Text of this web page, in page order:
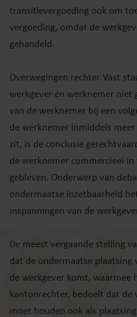
transitievergoeding ook om
vergoeding, omdat de
gehandeld.
Overwegingen rechter Vast
werkgever en werknemer niet
van de werknemer bij een
de werknemer inmiddels
zit, is de conclusie
de werknemer commercieel
gebleven. Onderwerp van
ondermaatse inzetbaarheid
inspanningen van de
De meest vergaande stelling
dat de ondermaatse plaatsing
de werkgever komt, waarmee
kantonrechter, bedoelt dat de
moet houden ook als